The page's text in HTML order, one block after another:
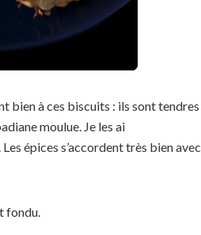
bien à ces biscuits : ils sont tendres
moulue. Je les ai
épices s’accordent très bien avec
fondu.